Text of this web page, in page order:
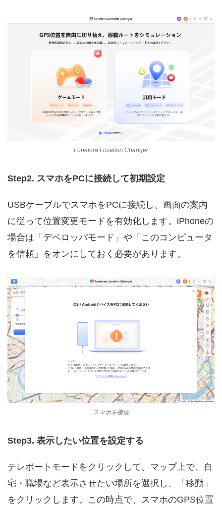
Fonelora Location Changer
Step2. スマホをPCに接続して初期設定
USBケーブルでスマホをPCに接続し、画面の案内
に従って位置変更モードを有効化します。iPhoneの
場合は「デベロッパモード」や「このコンピュータ
を信頼」をオンにしておく必要があります。
スマホを接続
Step3. 表示したい位置を設定する
テレポートモードをクリックして、マップ上で、自
宅・職場など表示させたい場所を選択し、「移動」
をクリックします。この時点で、スマホのGPS位置